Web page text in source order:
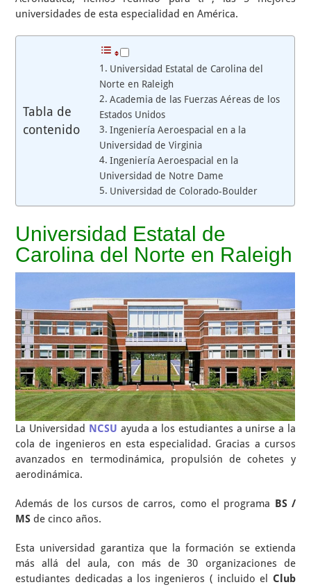
universidades de esta especialidad en América.
Tabla de
contenido
Universidad Estatal de Carolina del
Norte en Raleigh
Academia de las Fuerzas Aéreas de los
Estados Unidos
Ingeniería Aeroespacial en a la
Universidad de Virginia
Ingeniería Aeroespacial en la
Universidad de Notre Dame
Universidad de Colorado-Boulder
Universidad Estatal de
Carolina del Norte en Raleigh
La Universidad NCSU ayuda a los estudiantes a unirse a la
cola de ingenieros en esta especialidad. Gracias a cursos
avanzados en termodinámica, propulsión de cohetes y
aerodinámica.
Además de los cursos de carros, como el programa BS /
MSde cinco años.
Esta universidad garantiza que la formación se extienda
más allá del aula, con más de 30 organizaciones de
estudiantes dedicadas a los ingenieros ( incluido el Club